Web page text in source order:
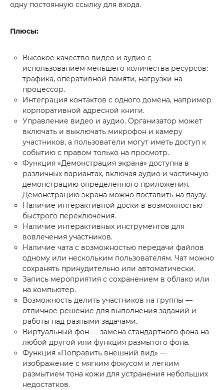
одну постоянную ссылку для входа.
Плюсы:
Высокое качество видео и аудио с
использованием меньшего количества ресурсов:
трафика, оперативной памяти, нагрузки на
процессор.
Интеграция контактов с одного домена, например
корпоративной адресной книги.
Управление видео и аудио. Организатор может
включать и выключать микрофон и камеру
участников, а пользователи могут иметь доступ к
событию с правом только на просмотр.
Функция «Демонстрация экрана» доступна в
различных вариантах, включая аудио и частичную
демонстрацию определенного приложения.
Демонстрацию экрана можно поставить на паузу.
Наличие интерактивной доски в возможностью
быстрого переключения.
Наличие интерактивных инструментов для
вовлечения участников.
Наличие чата с возможностью передачи файлов
одному или нескольким пользователям. Чат можно
сохранять принудительно или автоматически.
Запись мероприятия с сохранением в облако или
на компьютер.
Возможность делить участников на группы —
отличное решение для выполнения заданий и
работы над разными задачами.
Виртуальный фон — замена стандартного фона на
любой другой или функция размытого фона.
Функция «Поправить внешний вид» —
изображение с мягким фокусом и легким
размытием тона кожи для устранения небольших
недостатков.